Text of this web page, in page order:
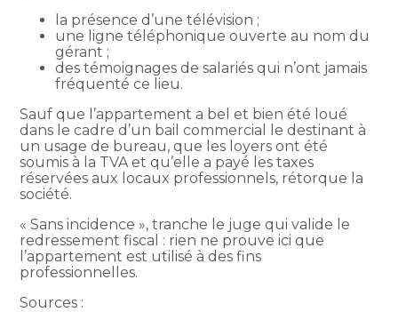
la présence d’une télévision ;
une ligne téléphonique ouverte au nom du
gérant ;
des témoignages de salariés qui n’ont jamais
fréquenté ce lieu.
Sauf que l’appartement a bel et bien été loué
dans le cadre d’un bail commercial le destinant à
un usage de bureau, que les loyers ont été
soumis à la TVA et qu’elle a payé les taxes
réservées aux locaux professionnels, rétorque la
société.
« Sans incidence », tranche le juge qui valide le
redressement fiscal : rien ne prouve ici que
l’appartement est utilisé à des fins
professionnelles.
Sources :